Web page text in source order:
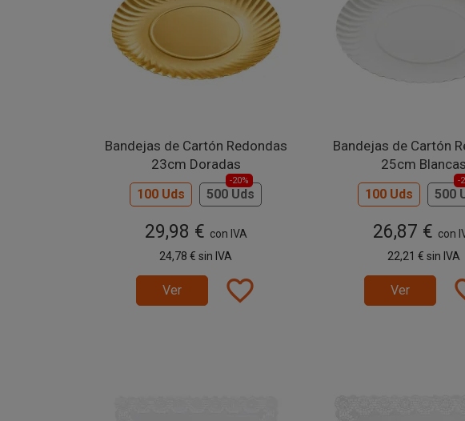
Bandejas de Cartón Redondas
23cm Doradas
100 Uds 500 Uds
-20%
29,98 € con IVA
24,78 € sin IVA
Ver favorite_border
Bandejas de Cartón
25cm Blancas
100 Uds 500
-
26,87 € con
22,21 € sin IVA
Ver